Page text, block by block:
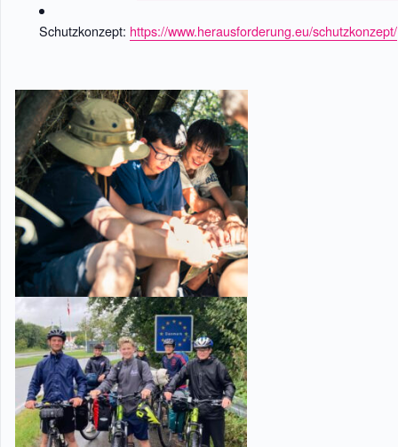
Schutzkonzept: https://www.herausforderung.eu/schutzkonzept/